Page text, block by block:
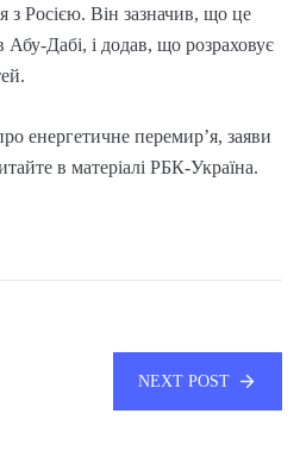
з Росією. Він зазначив, що це
Дабі, і додав, що розраховує
енергетичне перемирʼя, заяви
в матеріалі РБК-Україна.
NEXT POST